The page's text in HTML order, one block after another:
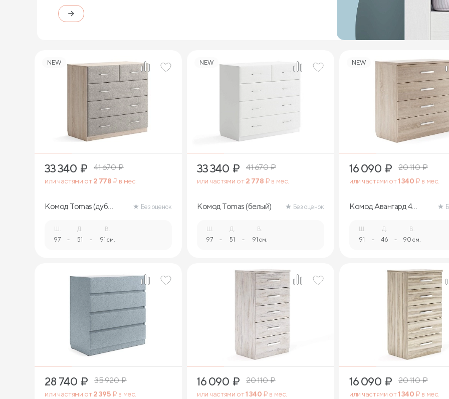
NEW
33 340 ₽ 41 670₽
или частями от2 778 ₽ в мес.
Комод Tomas (дуб
Без оценок
Ш.
97 -
Д.
51 -
В.
91 см.
NEW
33 340 ₽ 41 670₽
или частями от2 778 ₽ в мес.
Комод Tomas (белый) Без оценок
Ш.
97 -
Д.
51 -
В.
91 см.
NEW
16 090 ₽ 20 110₽
или частями от1 340 ₽ в мес.
Комод Авангард 4
Ш.
91 -
Д.
46 -
В.
90 см.
28 740 ₽ 35 920₽
или частями от2 395 ₽ в мес.
16 090 ₽ 20 110₽
или частями от1 340 ₽ в мес.
16 090 ₽ 20 110₽
или частями от1 340 ₽ в мес.